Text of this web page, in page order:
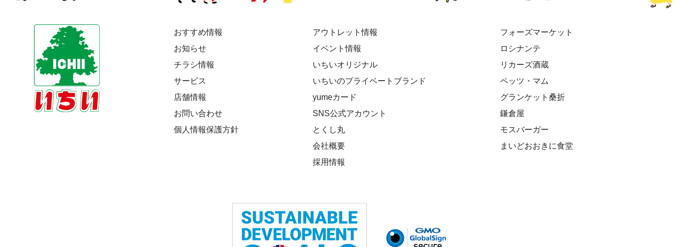
おすすめ情報
お知らせ
チラシ情報
サービス
店舗情報
お問い合わせ
個人情報保護方針
アウトレット情報
イベント情報
いちいオリジナル
いちいのプライベートブランド
yumeカード
SNS公式アカウント
とくし丸
会社概要
採用情報
フォーズマーケット
ロシナンテ
リカーズ酒蔵
ペッツ・マム
グランケット桑折
鎌倉屋
モスバーガー
まいどおおきに食堂